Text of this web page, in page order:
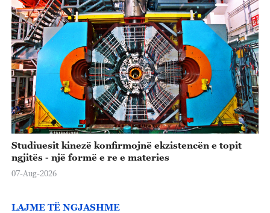
Studiuesit kinezë konfirmojnë ekzistencën e topit
ngjitës - një formë e re e materies
07-Aug-2026
LAJME TË NGJASHME